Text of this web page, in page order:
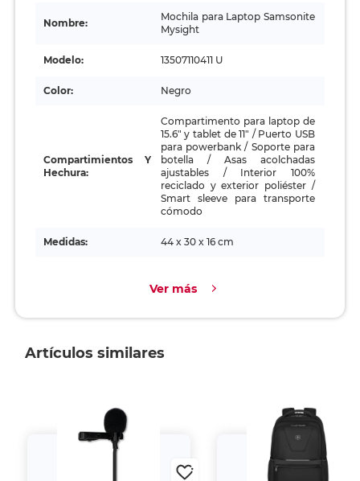
Nombre:
Mochila para Laptop Samsonite
Mysight
Modelo: 13507110411 U
Color: Negro
Compartimientos Y
Hechura:
Compartimento para laptop de
15.6" y tablet de 11" / Puerto USB
para powerbank / Soporte para
botella / Asas acolchadas
ajustables / Interior 100%
reciclado y exterior poliéster /
Smart sleeve para transporte
cómodo
Medidas: 44 x 30 x 16 cm
Ver más
Artículos similares